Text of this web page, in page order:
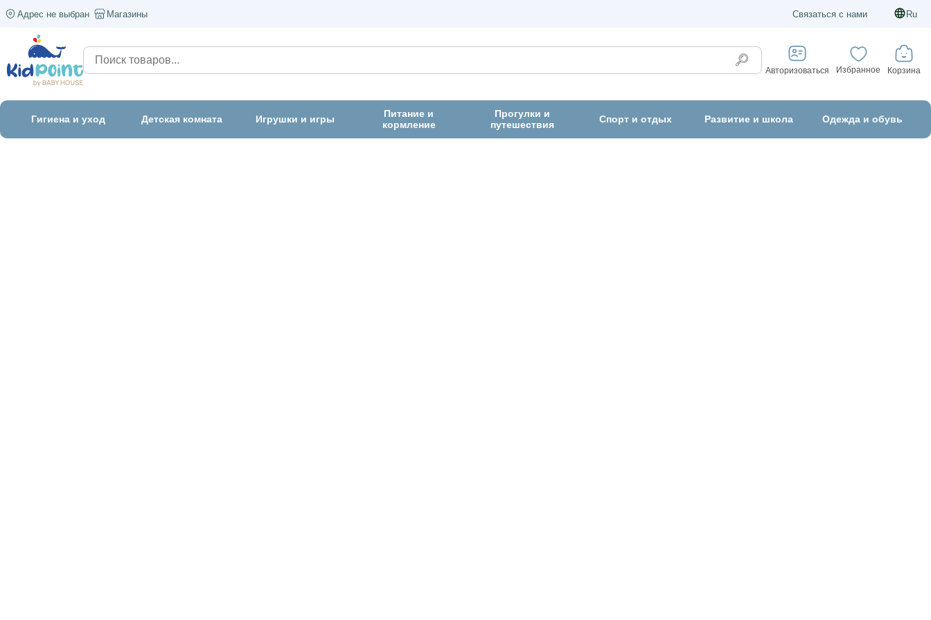
Адрес не выбран Магазины Связаться с нами Ru
Авторизоваться Избранное Корзина
Гигиена и уход Детская комната Игрушки и игры
Питание и
кормление
Прогулки и
путешествия
Спорт и отдых Развитие и школа Одежда и обувь